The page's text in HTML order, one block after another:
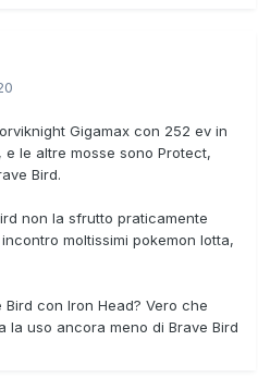
Gigamax con 252 ev in
le altre mosse sono Protect,
Bird.
non la sfrutto praticamente
moltissimi pokemon lotta,
con Iron Head? Vero che
la uso ancora meno di Brave Bird